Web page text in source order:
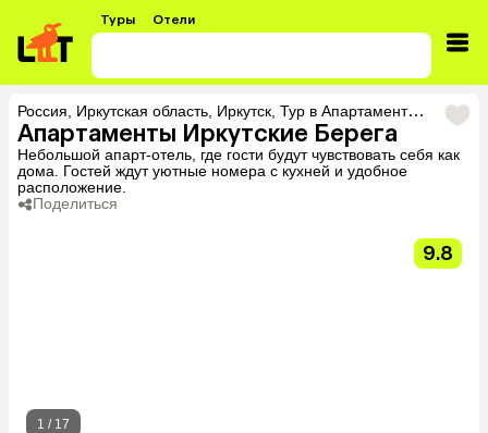
Туры Отели
Россия Иркутская область Иркутск Тур в Апартаменты Иркутские Берега
Апартаменты Иркутские Берега
Небольшой апарт-отель, где гости будут чувствовать себя как
дома. Гостей ждут уютные номера с кухней и удобное
расположение.
Поделиться
9.8
1 / 17